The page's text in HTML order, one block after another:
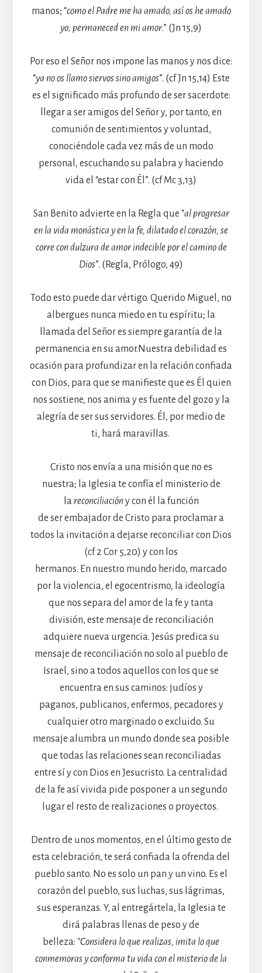
manos; “como el Padre me ha amado, así os he amado
yo; permaneced en mi amor.” (Jn 15,9)
Por eso el Señor nos impone las manos y nos dice:
“ya no os llamo siervos sino amigos”. (cf Jn 15,14) Este
es el significado más profundo de ser sacerdote:
llegar a ser amigos del Señor y, por tanto, en
comunión de sentimientos y voluntad,
conociéndole cada vez más de un modo
personal, escuchando su palabra y haciendo
vida el “estar con Él”. (cf Mc 3,13)
San Benito advierte en la Regla que “al progresar
en la vida monástica y en la fe, dilatado el corazón, se
corre con dulzura de amor indecible por el camino de
Dios”. (Regla, Prólogo, 49)
Todo esto puede dar vértigo. Querido Miguel, no
albergues nunca miedo en tu espíritu; la
llamada del Señor es siempre garantía de la
permanencia en su amor.Nuestra debilidad es
ocasión para profundizar en la relación confiada
con Dios, para que se manifieste que es Él quien
nos sostiene, nos anima y es fuente del gozo y la
alegría de ser sus servidores. Él, por medio de
ti, hará maravillas.
Cristo nos envía a una misión que no es
nuestra; la Iglesia te confía el ministerio de
lareconciliacióny con él la función
de ser embajador de Cristo para proclamar a
todos la invitación a dejarse reconciliar con Dios
(cf 2 Cor 5,20) y con los
hermanos. En nuestro mundo herido, marcado
por la violencia, el egocentrismo, la ideología
que nos separa del amor de la fe y tanta
división, este mensaje de reconciliación
adquiere nueva urgencia. Jesús predica su
mensaje de reconciliación no solo al pueblo de
Israel, sino a todos aquellos con los que se
encuentra en sus caminos: judíos y
paganos, publicanos, enfermos, pecadores y
cualquier otro marginado o excluido. Su
mensaje alumbra un mundo donde sea posible
que todas las relaciones sean reconciliadas
entre sí y con Dios en Jesucristo. La centralidad
de la fe así vivida pide posponer a un segundo
lugar el resto de realizaciones o proyectos.
Dentro de unos momentos, en el último gesto de
esta celebración, te será confiada la ofrenda del
pueblo santo. No es solo un pan y un vino. Es el
corazón del pueblo, sus luchas, sus lágrimas,
sus esperanzas. Y, al entregártela, la Iglesia te
dirá palabras llenas de peso y de
belleza: “Considera lo que realizas, imita lo que
conmemoras y conforma tu vida con el misterio de la